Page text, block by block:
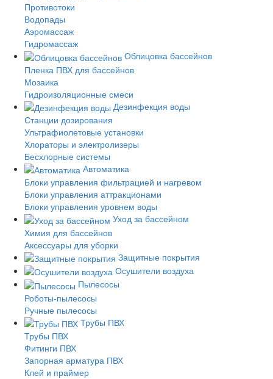
Противотоки
Водопады
Аэромассаж
Гидромассаж
Облицовка бассейнов
Пленка ПВХ для бассейнов
Мозаика
Гидроизоляционные смеси
Дезинфекция воды
Станции дозирования
Ультрафиолетовые установки
Хлораторы и электролизеры
Бесхлорные системы
Автоматика
Блоки управления фильтрацией и нагревом
Блоки управления аттракционами
Блоки управления уровнем воды
Уход за бассейном
Химия для бассейнов
Аксессуары для уборки
Защитные покрытия
Осушители воздуха
Пылесосы
Роботы-пылесосы
Ручные пылесосы
Трубы ПВХ
Трубы ПВХ
Фитинги ПВХ
Запорная арматура ПВХ
Клей и праймер